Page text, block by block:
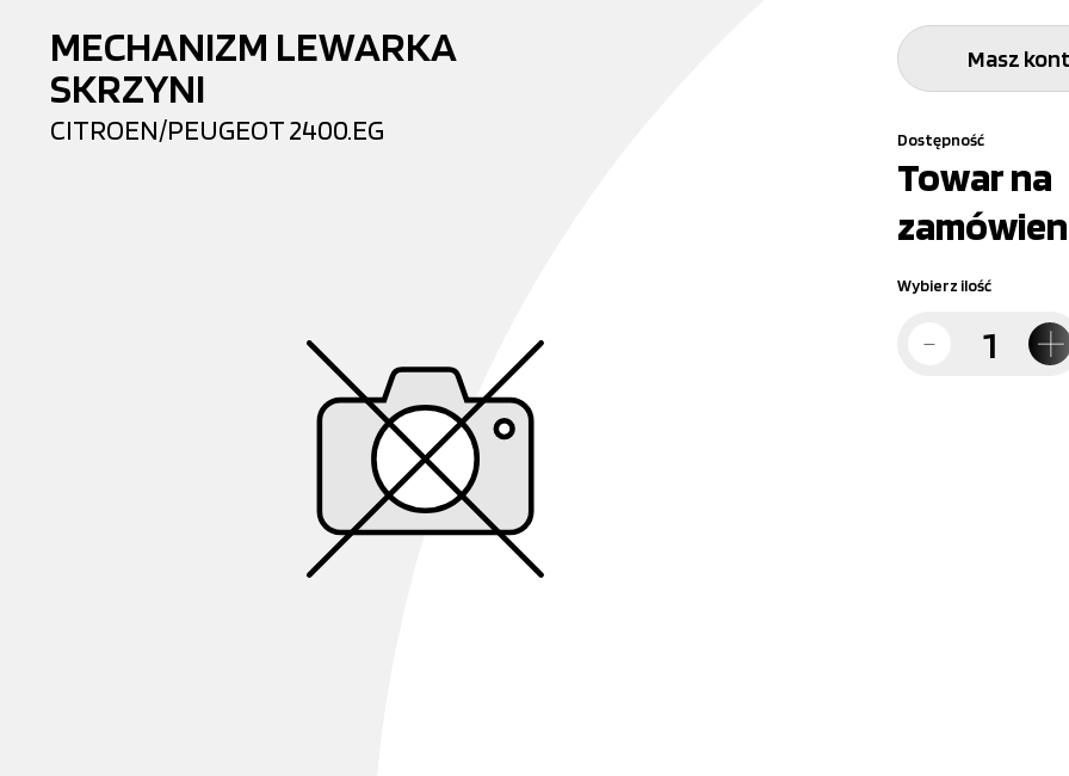
MECHANIZM LEWARKA
SKRZYNI
CITROEN/PEUGEOT2400.EG
Masz
Dostępność
Towar na
Wybierz ilość